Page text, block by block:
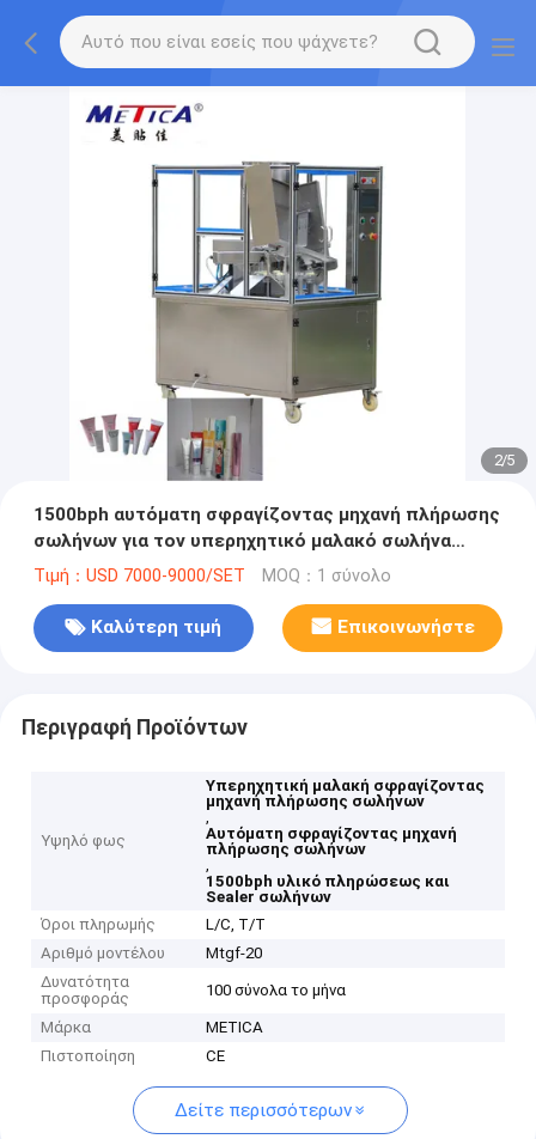
2/5
1500bph αυτόματη σφραγίζοντας μηχανή πλήρωσης
σωλήνων για τον υπερηχητικό μαλακό σωλήνα
κρέμας
Τιμή：USD 7000-9000/SET MOQ：1 σύνολο
Καλύτερη τιμή Επικοινωνήστε
Περιγραφή Προϊόντων
Υψηλό φως
Υπερηχητική μαλακή σφραγίζοντας
μηχανή πλήρωσης σωλήνων
,
Αυτόματη σφραγίζοντας μηχανή
πλήρωσης σωλήνων
,
1500bph υλικό πληρώσεως και
Sealer σωλήνων
Όροι πληρωμής
L/C, T/T
Αριθμό μοντέλου
Mtgf-20
Δυνατότητα
προσφοράς
100 σύνολα το μήνα
Μάρκα
METICA
Πιστοποίηση
CE
Δείτε περισσότερων